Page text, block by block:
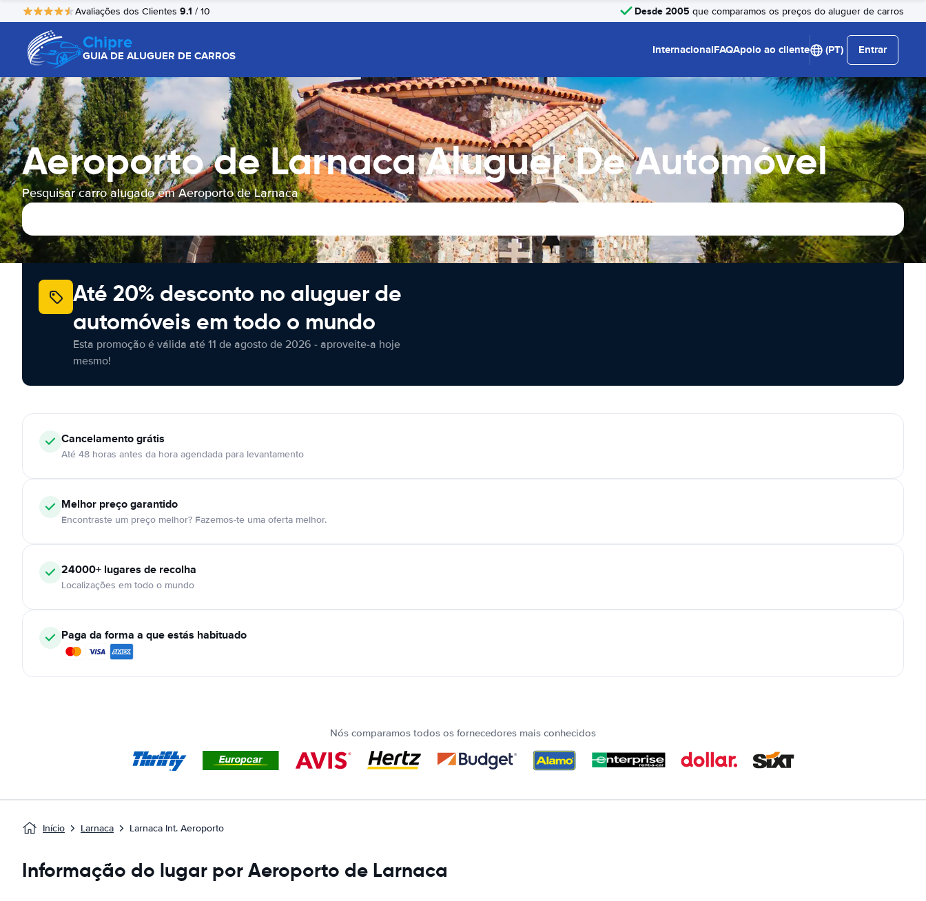
Avaliações dos Clientes 9.1 / 10 Desde 2005 que comparamos os preços do aluguer de carros
Chipre
GUIA DE ALUGUER DE CARROS InternacionalFAQApoio ao cliente (PT) Entrar
Aeroporto de Larnaca Aluguer De Automóvel
Pesquisar carro alugado em Aeroporto de Larnaca
Até 20% desconto no aluguer de
automóveis em todo o mundo
Esta promoção é válida até 11 de agosto de 2026 - aproveite-a hoje
mesmo!
Cancelamentográtis
Até 48 horas antes da hora agendada para levantamento
Melhor preço garantido
Encontraste um preço melhor? Fazemos-te uma oferta melhor.
24000+ lugares de recolha
Localizações em todo o mundo
Paga da forma a que estás habituado
Nós comparamos todos os fornecedores mais conhecidos
Início Larnaca Larnaca Int. Aeroporto
Informação do lugar por Aeroporto de Larnaca